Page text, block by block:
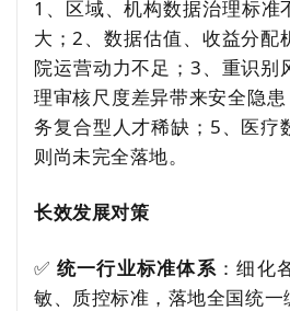
1、区域、机构数据治理标准
大；2、数据估值、收益分配
院运营动力不足；3、重识别
理审核尺度差异带来安全隐
务复合型人才稀缺；5、医疗
则尚未完全落地。
长效发展对策
✅ 统一行业标准体系 ：细化
敏、质控标准，落地全国统